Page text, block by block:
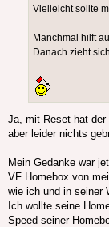
Vielleicht sollte
Manchmal hilft
Danach zieht
Ja, mit Reset hat
aber leider nichts
Mein Gedanke war
VF Homebox von
wie ich und in seiner
Ich wollte seine
Speed seiner